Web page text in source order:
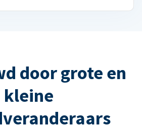
door grote en
kleine